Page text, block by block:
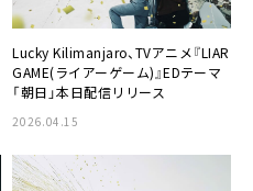
Lucky Kilimanjaro、TVアニメ『LIAR
GAME(ライアーゲーム)』EDテーマ
「朝日」本日配信リリース
2026.04.15